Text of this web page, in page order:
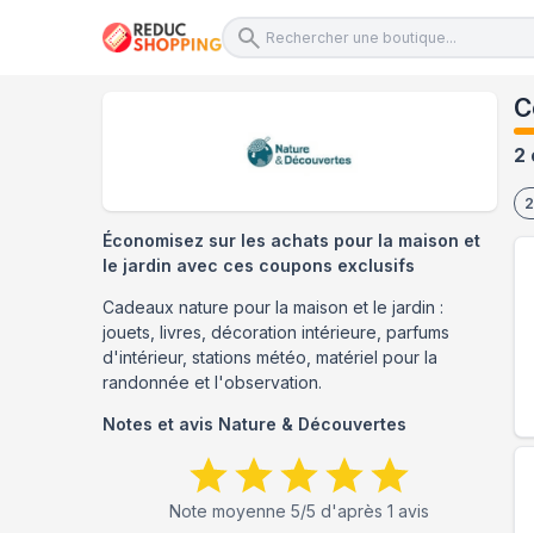
2
2
Économisez sur les achats pour la maison et
le jardin avec ces coupons exclusifs
Cadeaux nature pour la maison et le jardin :
jouets, livres, décoration intérieure, parfums
d'intérieur, stations météo, matériel pour la
randonnée et l'observation.
Notes et avis Nature & Découvertes
Note moyenne5/5 d'après1 avis